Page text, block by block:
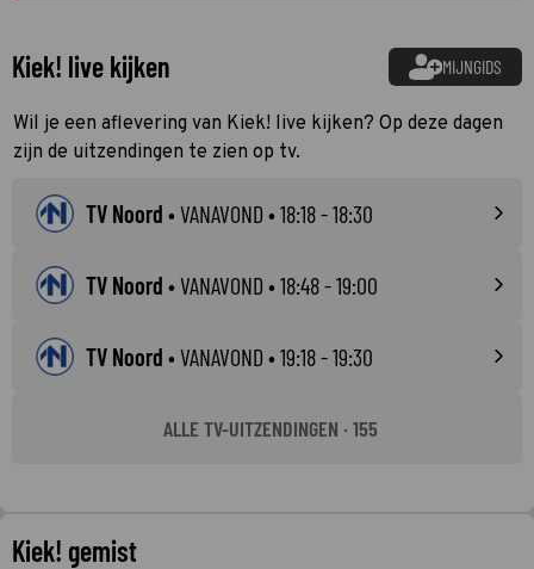
Kiek! live kijken MIJNGIDS
Wil je een aflevering van Kiek! live kijken? Op deze dagen
zijn de uitzendingen te zien op tv.
TV Noord •VANAVOND • 18:18 - 18:30
TV Noord •VANAVOND • 18:48 - 19:00
TV Noord •VANAVOND • 19:18 - 19:30
ALLE TV-UITZENDINGEN · 155
Kiek! gemist